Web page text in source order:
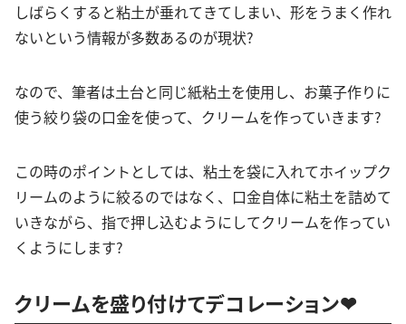
しばらくすると粘土が垂れてきてしまい、形をうまく作れ
ないという情報が多数あるのが現状?
なので、筆者は土台と同じ紙粘土を使用し、お菓子作りに
使う絞り袋の口金を使って、クリームを作っていきます?
この時のポイントとしては、粘土を袋に入れてホイップク
リームのように絞るのではなく、口金自体に粘土を詰めて
いきながら、指で押し込むようにしてクリームを作ってい
くようにします?
クリームを盛り付けてデコレーション❤︎